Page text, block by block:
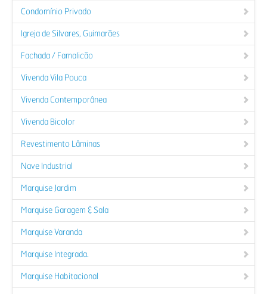
Condomínio Privado
Igreja de Silvares, Guimarães
Fachada / Famalicão
Vivenda Vila Pouca
Vivenda Contemporânea
Vivenda Bicolor
Revestimento Lâminas
Nave Industrial
Marquise Jardim
Marquise Garagem & Sala
Marquise Varanda
Marquise Integrada.
Marquise Habitacional